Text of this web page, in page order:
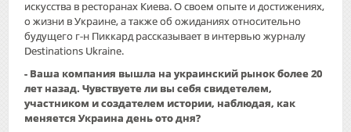
искусства в ресторанах Киева. О своем опыте и достижениях,
о жизни в Украине, а также об ожиданиях относительно
будущего г-н Пиккард рассказывает в интервью журналу
Destinations Ukraine.
- Ваша компания вышла на украинский рынок более 20
лет назад. Чувствуете ли вы себя свидетелем,
участником и создателем истории, наблюдая​, как
меняется Украина день ото дня?